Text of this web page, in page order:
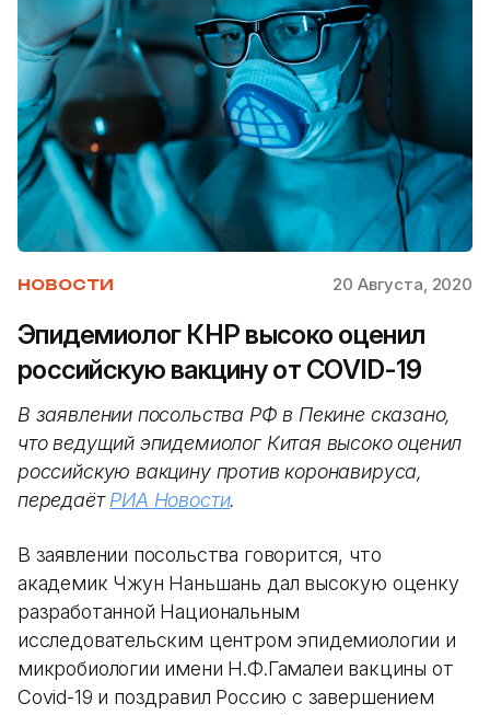
НОВОСТИ 20 Августа, 2020
Эпидемиолог КНР высоко оценил
российскую вакцину от COVID-19
В заявлении посольства РФ в Пекине сказано,
что ведущий эпидемиолог Китая высоко оценил
российскую вакцину против коронавируса,
передаётРИА Новости.
В заявлении посольства говорится, что
академик Чжун Наньшань дал высокую оценку
разработанной Национальным
исследовательским центром эпидемиологии и
микробиологии имени Н.Ф.Гамалеи вакцины от
Covid-19 и поздравил Россию с завершением